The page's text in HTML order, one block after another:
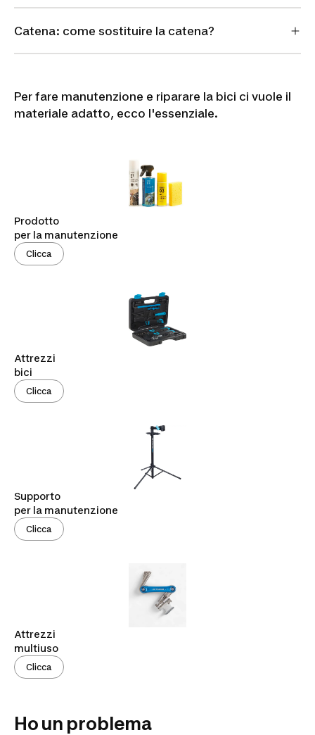
Catena: come sostituire la catena?
Per fare manutenzione e riparare la bici ci vuole il
materiale adatto, ecco l'essenziale.
Prodotto
per la manutenzione
Clicca
Attrezzi
bici
Clicca
Supporto
per la manutenzione
Clicca
Attrezzi
multiuso
Clicca
Ho un problema